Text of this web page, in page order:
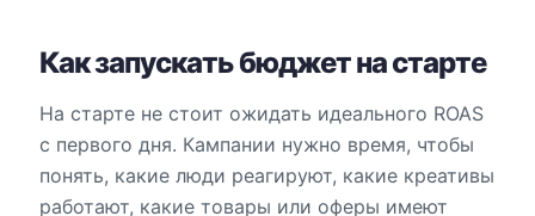
Как запускать бюджет на старте
На старте не стоит ожидать идеального ROAS
с первого дня. Кампании нужно время, чтобы
понять, какие люди реагируют, какие креативы
работают, какие товары или оферы имеют